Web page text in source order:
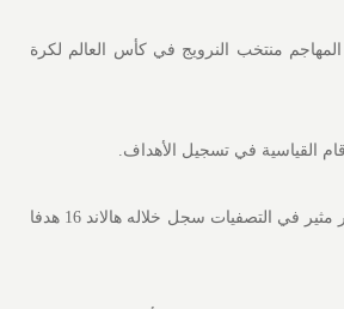
أمة بالكامل طوال 28 عاما عندما يقود المهاجم منتخب النرويج في كأس العالم لكرة
القياسية في تسجيل الأهداف.
وتأهلت الدولة الإسكندنافية لأول مرة لكأس العالم منذ عام 1998 بعد مشوار مثير في التصفيات سجل خلاله هالاند 16 هدفا